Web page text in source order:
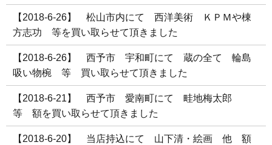
【2018-6-26】 松山市内にて 西洋美術 ＫＰＭや棟
方志功 等を買い取らせて頂きました
【2018-6-26】 西予市 宇和町にて 蔵の全て 輪島
吸い物椀 等 買い取らせて頂きました
【2018-6-21】 西予市 愛南町にて 畦地梅太郎
等 額を買い取らせて頂きました
【2018-6-20】 当店持込にて 山下清・絵画 他 額